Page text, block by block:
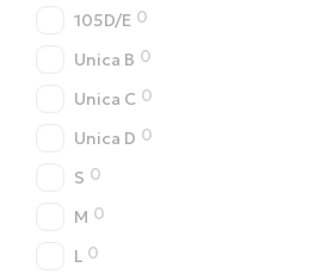
105D/E 0
Unica B 0
Unica C 0
Unica D 0
S 0
M 0
L 0